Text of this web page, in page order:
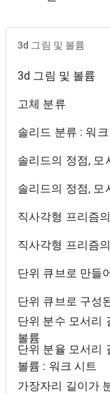
3d 그림 및 볼륨
3d 그림 및 볼륨
고체 분류
솔리드 분류 : 워
솔리드의 정점, 모
솔리드의 정점, 모
직사각형 프리즘
직사각형 프리즘
단위 큐브로 만들
단위 큐브로 구성
단위 분수 모서리
볼륨
단위 분율 모서리
볼륨 : 워크 시트
가장자리 길이가